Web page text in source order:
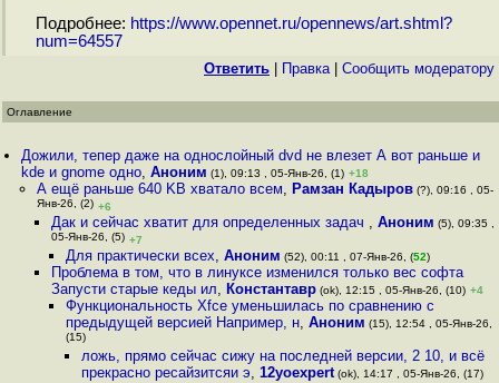
Подробнее: https://www.opennet.ru/opennews/art.shtml?
num=64557
Ответить Правка| Cообщить модератору
Оглавление
Дожили, тепер даже на однослойный dvd не влезет А вот раньше и
kde и gnome одно,Аноним (1), 09:13 , 05-Янв-26, (1) +18
А ещё раньше 640 KB хватало всем, Рамзан Кадыров(?), 09:16 , 05-
Янв-26, (2) +6
Дак и сейчас хватит для определенных задач , Аноним (5), 09:35 ,
05-Янв-26, (5) +7
Для практически всех,Аноним (52), 00:11 , 07-Янв-26, (52)
Проблема в том, что в линуксе изменился только вес софта
Запусти старые кеды ил, Константавр(ok), 12:15 , 05-Янв-26, (10) +4
Функциональность Xfce уменьшилась по сравнению с
предыдущей версией Например, н,Аноним (15), 12:54 , 05-Янв-26,
(15)
ложь, прямо сейчас сижу на последней версии, 2 10, и всё
прекрасно ресайзитсяи э, 12yoexpert(ok), 14:17 , 05-Янв-26, (17)